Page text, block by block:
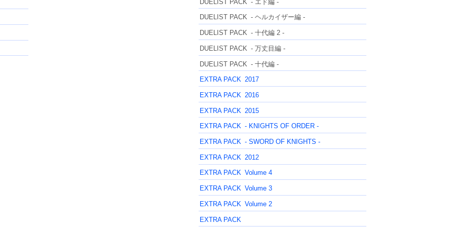
DUELIST PACK - エド編 -
DUELIST PACK - ヘルカイザー編 -
DUELIST PACK - 十代編 2 -
DUELIST PACK - 万丈目編 -
DUELIST PACK - 十代編 -
EXTRA PACK 2017
EXTRA PACK 2016
EXTRA PACK 2015
EXTRA PACK - KNIGHTS OF ORDER -
EXTRA PACK - SWORD OF KNIGHTS -
EXTRA PACK 2012
EXTRA PACK Volume 4
EXTRA PACK Volume 3
EXTRA PACK Volume 2
EXTRA PACK